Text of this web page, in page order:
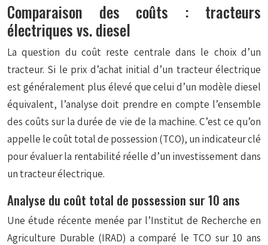
Comparaison des coûts : tracteurs
électriques vs. diesel
La question du coût reste centrale dans le choix d’un
tracteur. Si le prix d’achat initial d’un tracteur électrique
est généralement plus élevé que celui d’un modèle diesel
équivalent, l’analyse doit prendre en compte l’ensemble
des coûts sur la durée de vie de la machine. C’est ce qu’on
appelle le coût total de possession (TCO), un indicateur clé
pour évaluer la rentabilité réelle d’un investissement dans
un tracteur électrique.
Analyse du coût total de possession sur 10 ans
Une étude récente menée par l’Institut de Recherche en
Agriculture Durable (IRAD) a comparé le TCO sur 10 ans